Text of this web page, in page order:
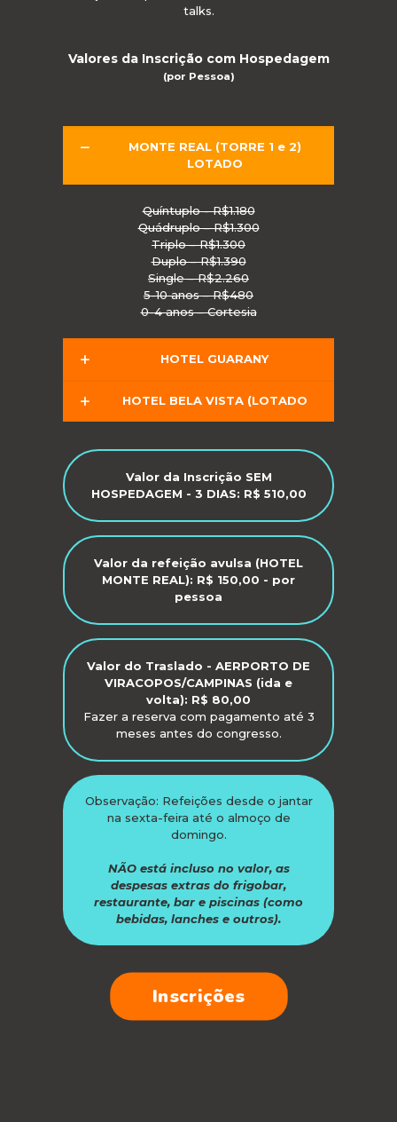
talks.
Valores da Inscrição com Hospedagem
(por Pessoa)
MONTE REAL (TORRE 1 e 2)
LOTADO
Quíntuplo - R$1.180
Quádruplo – R$1.300
Triplo – R$1.300
Duplo – R$1.390
Single – R$2.260
5-10 anos – R$480
0-4 anos – Cortesia
HOTEL GUARANY
HOTEL BELA VISTA (LOTADO
Valor da Inscrição SEM
HOSPEDAGEM - 3 DIAS: R$ 510,00
Valor da refeição avulsa (HOTEL
MONTE REAL): R$ 150,00 - por
pessoa
Valor do Traslado - AERPORTO DE
VIRACOPOS/CAMPINAS (ida e
volta): R$ 80,00
Fazer a reserva com pagamento até 3
meses antes do congresso.
Observação: Refeições desde o jantar
na sexta-feira até o almoço de
domingo.
NÃO está incluso no valor, as
despesas extras do frigobar,
restaurante, bar e piscinas (como
bebidas, lanches e outros).
Inscrições